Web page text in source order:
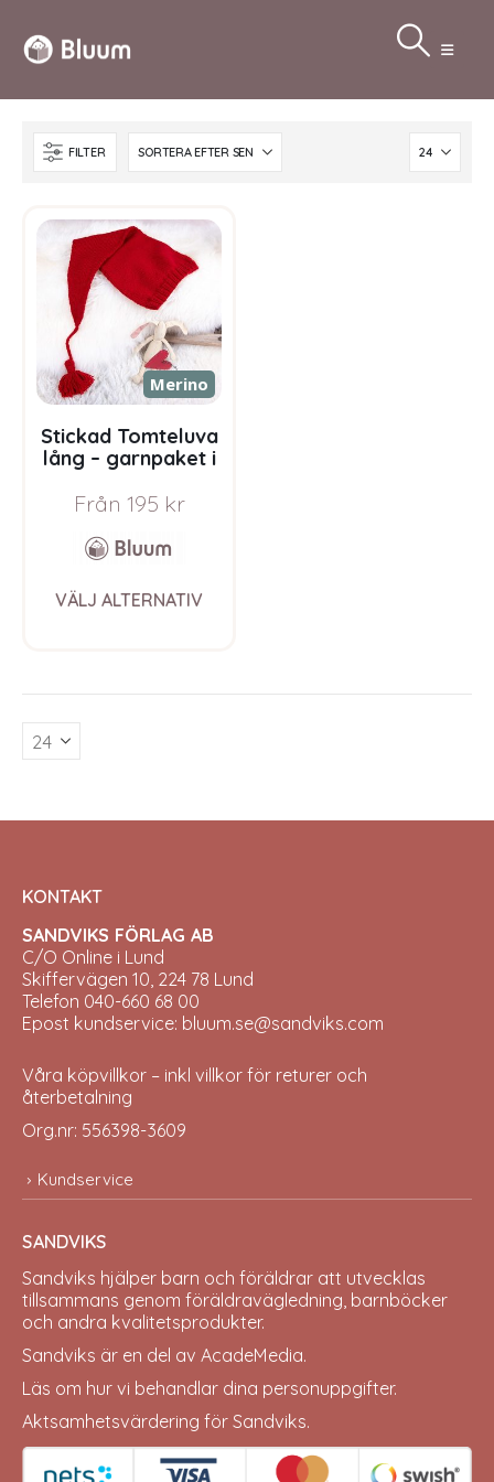
FILTER
Merino
Stickad Tomteluva
lång – garnpaket i
Ull
Från 195 kr
VÄLJ ALTERNATIV
The
KONTAKT
SANDVIKS FÖRLAG AB
C/O Online i Lund
Skiffervägen 10, 224 78 Lund
Telefon 040-660 68 00
Epost kundservice: bluum.se@sandviks.com
Våra köpvillkor – inkl villkor för returer och
återbetalning
Org.nr: 556398-3609
Kundservice
SANDVIKS
Sandviks hjälper barn och föräldrar att utvecklas
tillsammans genom föräldravägledning, barnböcker
och andra kvalitetsprodukter.
Sandviks är en del av AcadeMedia.
Läs om hur vi behandlar dina personuppgifter.
Aktsamhetsvärdering för Sandviks.